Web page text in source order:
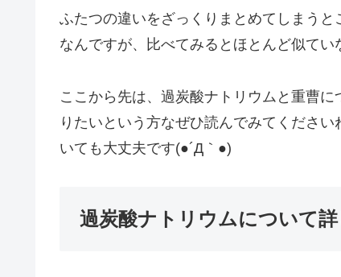
ふたつの違いをざっくりまとめてしまう
なんですが、比べてみるとほとんど似てい
ここから先は、過炭酸ナトリウムと重曹
りたいという方なぜひ読んでみてくださ
いても大丈夫です(●´Д｀●)
過炭酸ナトリウムについて詳